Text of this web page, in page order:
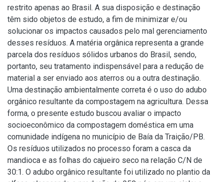
restrito apenas ao Brasil. A sua disposição e destinação
têm sido objetos de estudo, a fim de minimizar e/ou
solucionar os impactos causados pelo mal gerenciamento
desses resíduos. A matéria orgânica representa a grande
parcela dos resíduos sólidos urbanos do Brasil, sendo,
portanto, seu tratamento indispensável para a redução de
material a ser enviado aos aterros ou a outra destinação.
Uma destinação ambientalmente correta é o uso do adubo
orgânico resultante da compostagem na agricultura. Dessa
forma, o presente estudo buscou avaliar o impacto
socioeconômico da compostagem doméstica em uma
comunidade indígena no município de Baía da Traição/PB.
Os resíduos utilizados no processo foram a casca da
mandioca e as folhas do cajueiro seco na relação C/N de
30:1. O adubo orgânico resultante foi utilizado no plantio da